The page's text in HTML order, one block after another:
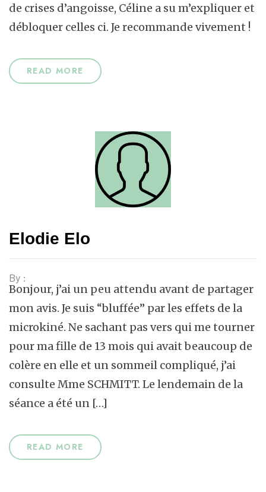
de crises d’angoisse, Céline a su m’expliquer et
débloquer celles ci. Je recommande vivement !
READ MORE
Elodie Elo
By :
Bonjour, j’ai un peu attendu avant de partager
mon avis. Je suis “bluffée” par les effets de la
microkiné. Ne sachant pas vers qui me tourner
pour ma fille de 13 mois qui avait beaucoup de
colère en elle et un sommeil compliqué, j’ai
consulte Mme SCHMITT. Le lendemain de la
séance a été un […]
READ MORE